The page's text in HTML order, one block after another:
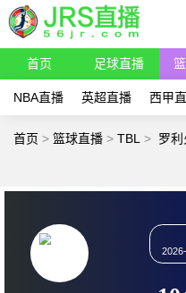
首页 足球直播
NBA直播 英超直播 西甲
首页 > 篮球直播 > TBL > 罗